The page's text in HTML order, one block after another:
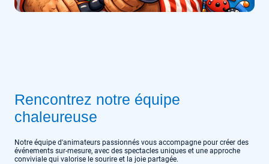
Rencontrez notre équipe
chaleureuse
Notre équipe d'animateurs passionnés vous accompagne pour créer des
événements sur-mesure, avec des spectacles uniques et une approche
conviviale qui valorise le sourire et la joie partagée.